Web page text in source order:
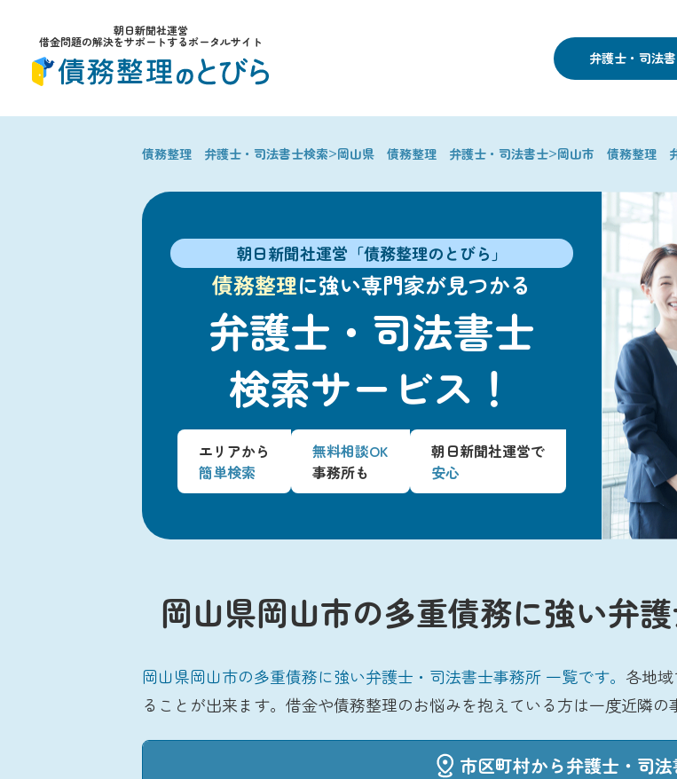
朝日新聞社運営
借金問題の解決をサポートするポータルサイト
弁護士・司法
債務整理 弁護士・司法書士検索>岡山県 債務整理 弁護士・司法書士>岡山市 債務整理
朝日新聞社運営「債務整理のとびら」
債務整理に強い専門家が見つかる
弁護士・司法書士
検索サービス！
エリアから
簡単検索
無料相談OK
事務所も
朝日新聞社運営で
安心
岡山県岡山市の多重債務に強い弁
岡山県岡山市の多重債務に強い弁護士・司法書士事務所 一覧です。 各地
ることが出来ます。借金や債務整理のお悩みを抱えている方は一度近隣の
市区町村から弁護士・司